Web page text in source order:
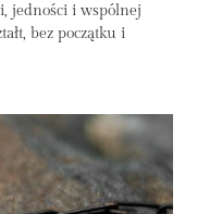
jedności i wspólnej
bez początku i